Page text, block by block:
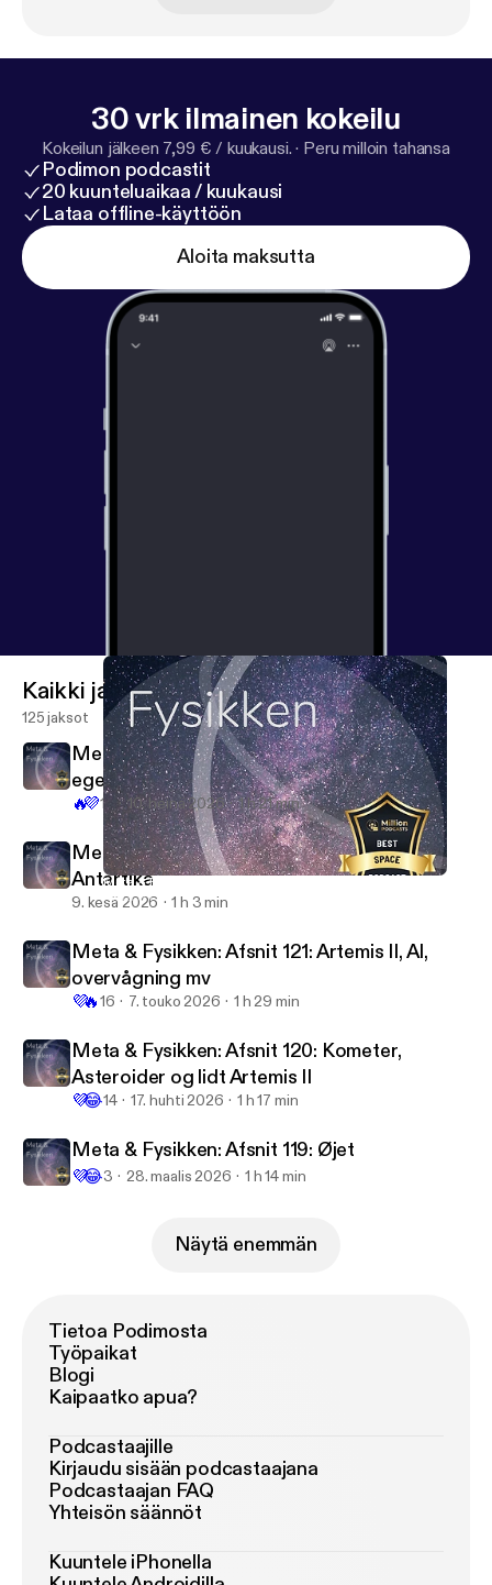
30 vrk ilmainen kokeilu
Kokeilun jälkeen 7,99 € / kuukausi. · Peru milloin tahansa
Podimon podcastit
20 kuunteluaikaa / kuukausi
Lataa offline-käyttöön
Aloita maksutta
Meta & Fysikken: Afsnit 121: Artemis II, AI, overvågning mv
Meta & Fysikken
Kaikki jaksot
125 jaksot
Meta & Fysikken: Afsnit 123: AI - Hvad er
egentlig meningen med det?
🔥💜12 10. heinä 2026 1 h 21 min
Meta & Fysikken: Afsnit 122: AMOC og
Antartika
9. kesä 2026 1 h 3 min
Meta & Fysikken: Afsnit 121: Artemis II, AI,
overvågning mv
💜🔥16 7. touko 2026 1 h 29 min
Meta & Fysikken: Afsnit 120: Kometer,
Asteroider og lidt Artemis II
💜😂14 17. huhti 2026 1 h 17 min
Meta & Fysikken: Afsnit 119: Øjet
💜😂3 28. maalis 2026 1 h 14 min
Näytä enemmän
Tietoa Podimosta
Työpaikat
Blogi
Kaipaatko apua?
Podcastaajille
Kirjaudu sisään podcastaajana
Podcastaajan FAQ
Yhteisön säännöt
Kuuntele iPhonella